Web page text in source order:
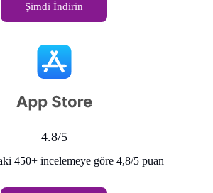
Şimdi İndirin
4.8/5
450+ incelemeye göre 4,8/5 puan